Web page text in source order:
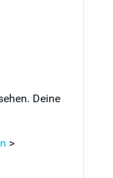
Deine
>